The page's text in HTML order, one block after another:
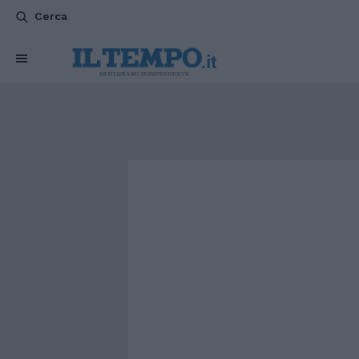
Cerca